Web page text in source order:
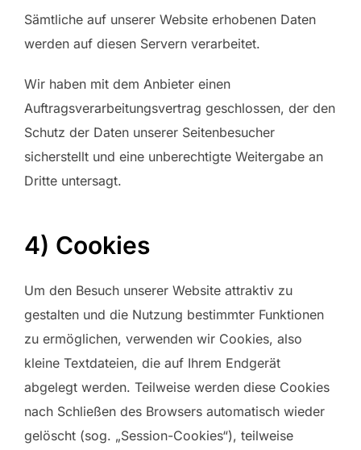
Sämtliche auf unserer Website erhobenen Daten
werden auf diesen Servern verarbeitet.
Wir haben mit dem Anbieter einen
Auftragsverarbeitungsvertrag geschlossen, der den
Schutz der Daten unserer Seitenbesucher
sicherstellt und eine unberechtigte Weitergabe an
Dritte untersagt.
4) Cookies
Um den Besuch unserer Website attraktiv zu
gestalten und die Nutzung bestimmter Funktionen
zu ermöglichen, verwenden wir Cookies, also
kleine Textdateien, die auf Ihrem Endgerät
abgelegt werden. Teilweise werden diese Cookies
nach Schließen des Browsers automatisch wieder
gelöscht (sog. „Session-Cookies“), teilweise